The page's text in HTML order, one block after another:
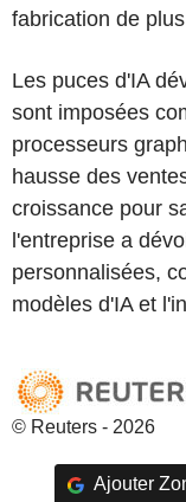
fabrication de
Les puces d'IA
sont imposées
processeurs
hausse des
croissance pour
l'entreprise a
personnalisées,
modèles d'IA et
© Reuters - 2026
Ajouter